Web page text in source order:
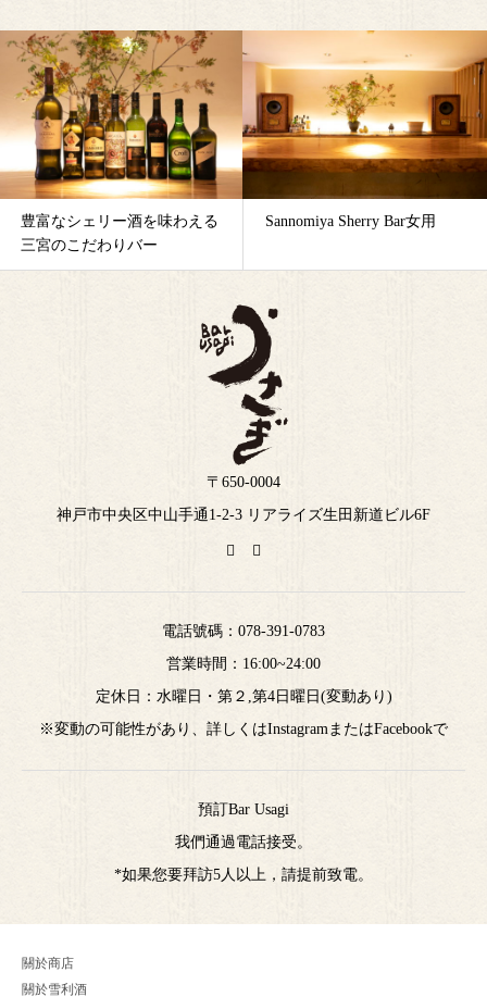
Sannomiya Sherry Bar女用
女性のひとり飲みにも向いた
〒650-0004
神戸市中央区中山手通1-2-3 リアライズ生田新道ビル6F
電話號碼： 078-391-0783
営業時間：16:00~24:00
定休日：水曜日・第２,第4日曜日(変動あり)
※変動の可能性があり、詳しくはInstagramまたはFacebookで
預訂Bar Usagi
我們通過電話接受。
*如果您要拜訪5人以上，請提前致電。
關於商店
關於雪利酒